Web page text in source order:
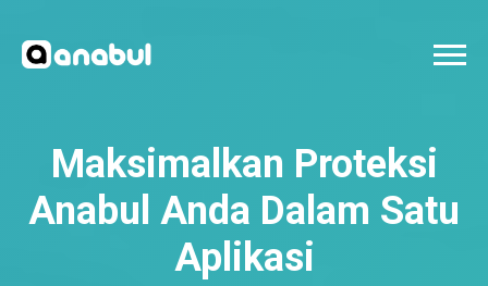
Maksimalkan Proteksi
Anabul Anda Dalam Satu
Aplikasi